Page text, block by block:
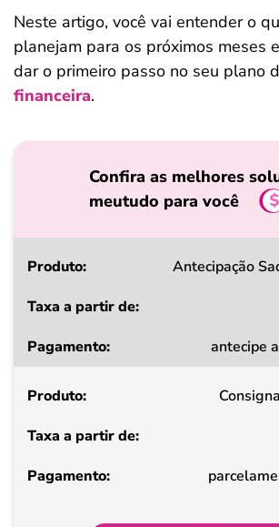
Neste artigo, você vai entender o
planejam para os próximos meses
dar o primeiro passo no seu plano
financeira.
Confira as melhores
meutudo para você
Produto
a
de
Pagamento
Antecipação
antecipe